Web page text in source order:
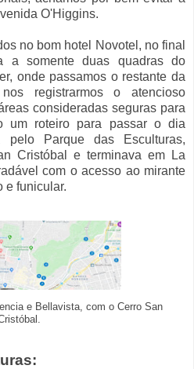
O'Higgins.
bom hotel Novotel, no final
a somente duas quadras do
onde passamos o restante da
registrarmos o atencioso
consideradas seguras para
um roteiro para passar o dia
pelo Parque das Esculturas,
Cristóbal e terminava em La
com o acesso ao mirante
e funicular.
e Bellavista, com o Cerro San